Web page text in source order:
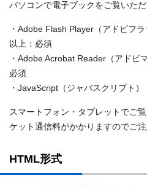
パソコンで電子ブックをご覧いた
・Adobe Flash Player（アドビフ
以上：必須
・Adobe Acrobat Reader（アドビ
必須
・JavaScript（ジャバスクリプト）
スマートフォン・タブレットでご
ケット通信料がかかりますのでご注
HTML形式